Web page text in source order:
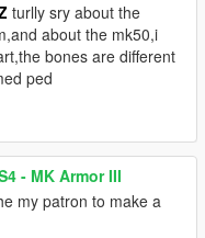
turlly sry about the
about the mk50,i
bones are different
ped
- MK Armor III
my patron to make a